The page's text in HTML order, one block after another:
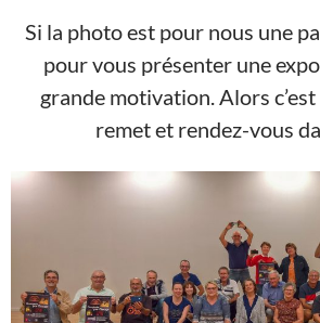
Si la photo est pour nous une
pour vous présenter une
grande motivation. Alors c’est
remet et rendez-vous